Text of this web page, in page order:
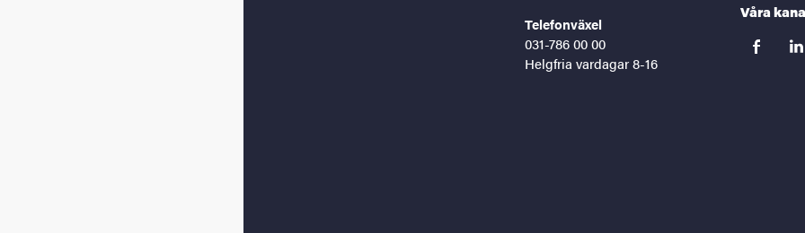
Telefonväxel
031-786 00 00
Helgfria vardagar 8-16
Våra
facebook